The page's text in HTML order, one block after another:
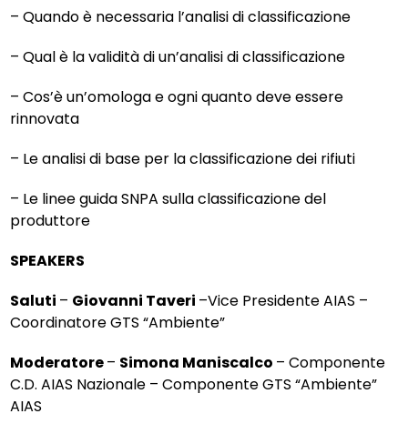
– Quando è necessaria l’analisi di classificazione
– Qual è la validità di un’analisi di classificazione
– Cos’è un’omologa e ogni quanto deve essere
rinnovata
– Le analisi di base per la classificazione dei rifiuti
– Le linee guida SNPA sulla classificazione del
produttore
SPEAKERS
Saluti – Giovanni Taveri –Vice Presidente AIAS –
Coordinatore GTS “Ambiente”
Moderatore– Simona Maniscalco – Componente
C.D. AIAS Nazionale – Componente GTS “Ambiente”
AIAS